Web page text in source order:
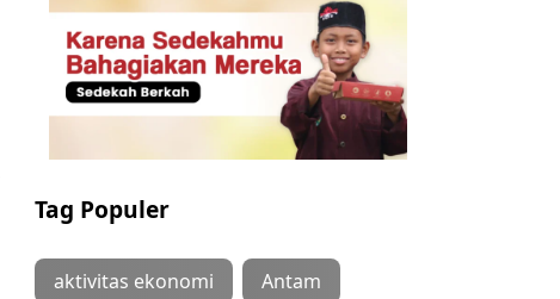
Tag Populer
aktivitas ekonomi Antam